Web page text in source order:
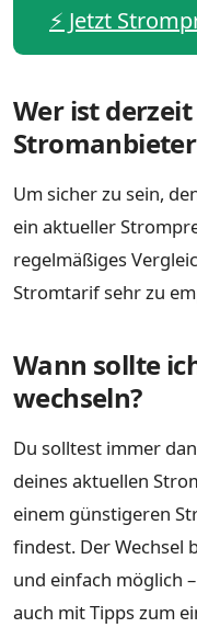
⚡️ Jetzt
Wer ist
Um sicher zu sein,
ein aktueller
regelmäßiges
Stromtarif sehr zu
Wann sollte
wechseln?
Du solltest immer
deines aktuellen
einem günstigeren
findest. Der Wechsel
und einfach möglich
auch mit Tipps zum